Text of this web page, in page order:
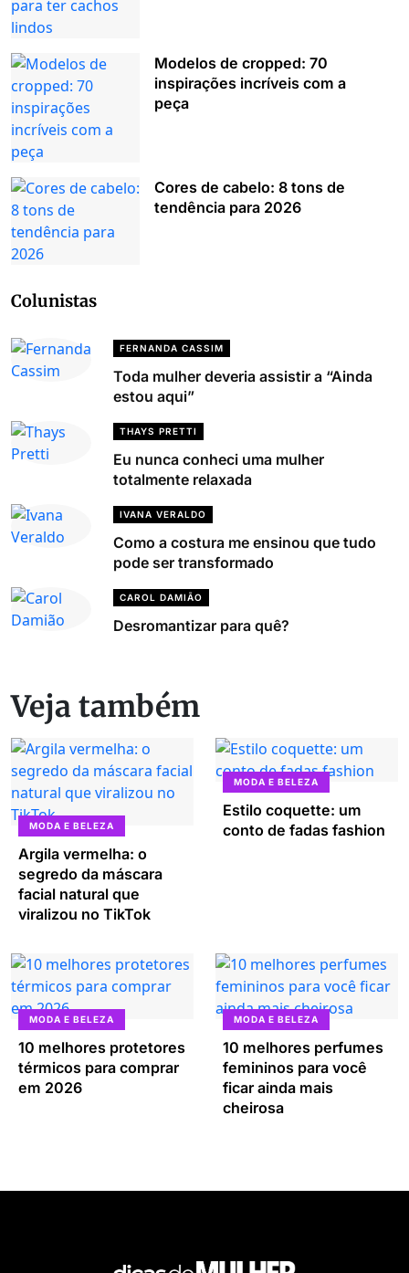
Modelos de cropped: 70
inspirações incríveis com a
peça
Cores de cabelo: 8 tons de
tendência para 2026
Colunistas
FERNANDA CASSIM
Toda mulher deveria assistir a “Ainda
estou aqui”
THAYS PRETTI
Eu nunca conheci uma mulher
totalmente relaxada
IVANA VERALDO
Como a costura me ensinou que tudo
pode ser transformado
CAROL DAMIÃO
Desromantizar para quê?
Veja também
MODA E BELEZA
Argila vermelha: o
segredo da máscara
facial natural que
viralizou no TikTok
MODA E BELEZA
Estilo coquette: um
conto de fadas fashion
MODA E BELEZA
10 melhores protetores
térmicos para comprar
em 2026
MODA E BELEZA
10 melhores perfumes
femininos para você
ficar ainda mais
cheirosa